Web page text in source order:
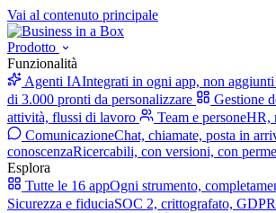
Vai al contenuto principale
Prodotto
Funzionalità
Agenti IAIntegrati in ogni app, non aggiunti
di 3.000 pronti da personalizzare
Gestione
attività, flussi di lavoro
Team e personeHR,
ComunicazioneChat, chiamate, posta in
conoscenzaRicercabili, con versioni, con
Esplora
Tutte le 16 appOgni strumento,
Sicurezza e fiduciaSOC 2, crittografato, GDPR